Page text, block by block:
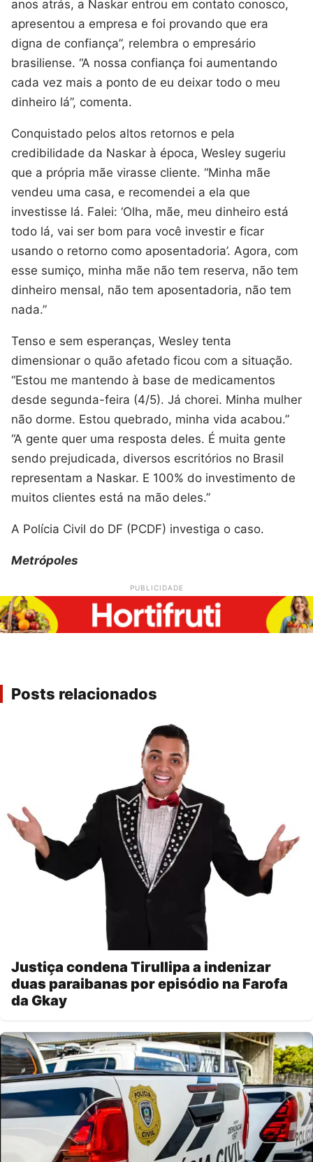
anos atrás, a Naskar entrou em contato conosco,
apresentou a empresa e foi provando que era
digna de confiança”, relembra o empresário
brasiliense. “A nossa confiança foi aumentando
cada vez mais a ponto de eu deixar todo o meu
dinheiro lá”, comenta.
Conquistado pelos altos retornos e pela
credibilidade da Naskar à época, Wesley sugeriu
que a própria mãe virasse cliente. “Minha mãe
vendeu uma casa, e recomendei a ela que
investisse lá. Falei: ‘Olha, mãe, meu dinheiro está
todo lá, vai ser bom para você investir e ficar
usando o retorno como aposentadoria’. Agora, com
esse sumiço, minha mãe não tem reserva, não tem
dinheiro mensal, não tem aposentadoria, não tem
nada.”
Tenso e sem esperanças, Wesley tenta
dimensionar o quão afetado ficou com a situação.
“Estou me mantendo à base de medicamentos
desde segunda-feira (4/5). Já chorei. Minha mulher
não dorme. Estou quebrado, minha vida acabou.”
“A gente quer uma resposta deles. É muita gente
sendo prejudicada, diversos escritórios no Brasil
representam a Naskar. E 100% do investimento de
muitos clientes está na mão deles.”
A Polícia Civil do DF (PCDF) investiga o caso.
Metrópoles
PUBLICIDADE
Posts relacionados
Justiça condena Tirullipa a indenizar
duas paraibanas por episódio na Farofa
da Gkay